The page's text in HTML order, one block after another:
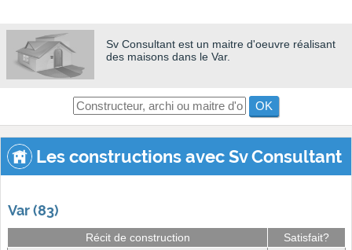
Sv Consultant est un maitre d'oeuvre réalisant
des maisons dans le Var.
OK
Les constructions avec Sv Consultant
Var (83)
Récit de construction
Satisfait?